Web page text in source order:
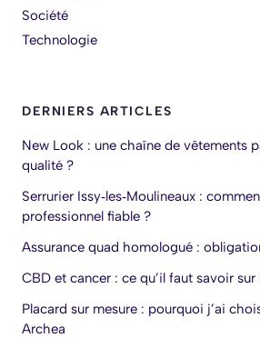
Société
Technologie
DERNIERS ARTICLES
New Look : une chaîne de vêtements
qualité ?
Serrurier Issy‑les‑Moulineaux :
professionnel fiable ?
Assurance quad homologué :
CBD et cancer : ce qu’il faut savoir
Placard sur mesure : pourquoi j’ai
Archea